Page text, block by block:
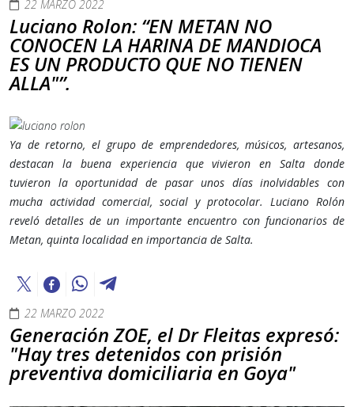
22 MARZO 2022
Luciano Rolon: “EN METAN NO
CONOCEN LA HARINA DE MANDIOCA
ES UN PRODUCTO QUE NO TIENEN
ALLA"”.
Ya de retorno, el grupo de emprendedores, músicos, artesanos,
destacan la buena experiencia que vivieron en Salta donde
tuvieron la oportunidad de pasar unos días inolvidables con
mucha actividad comercial, social y protocolar. Luciano Rolón
reveló detalles de un importante encuentro con funcionarios de
Metan, quinta localidad en importancia de Salta.
22 MARZO 2022
Generación ZOE, el Dr Fleitas expresó:
"Hay tres detenidos con prisión
preventiva domiciliaria en Goya"